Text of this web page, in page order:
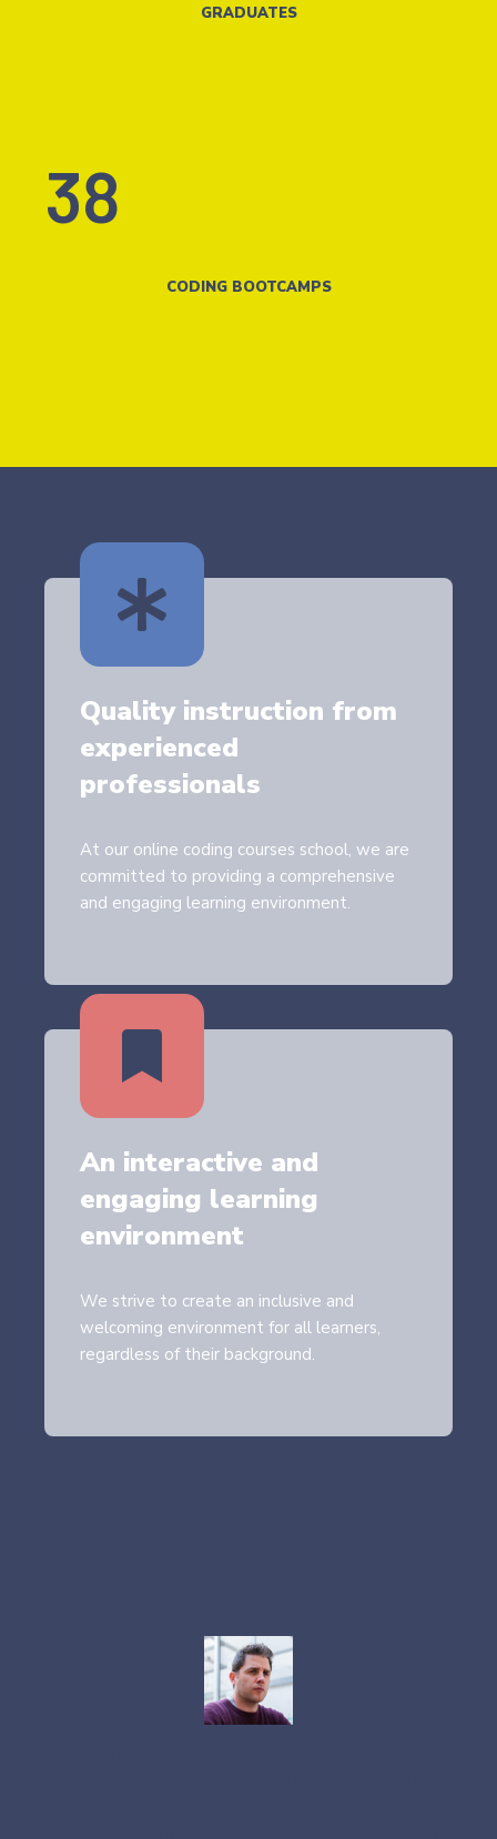
GRADUATES
38
CODING BOOTCAMPS
Quality instruction from
experienced
professionals
At our online coding courses school, we are
committed to providing a comprehensive
and engaging learning environment.
An interactive and
engaging learning
environment
We strive to create an inclusive and
welcoming environment for all learners,
regardless of their background.